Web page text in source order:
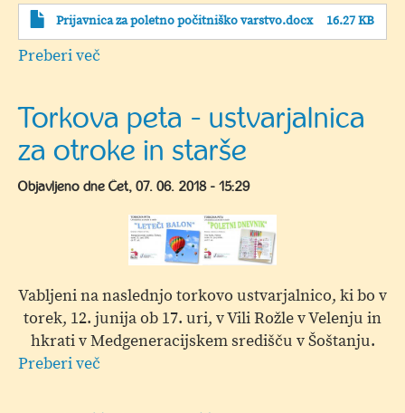
Prijavnica za poletno počitniško varstvo.docx 16.27 KB
Preberi več
varstvo
-
Torkova peta - ustvarjalnica
za otroke in starše
Objavljeno dne Čet, 07. 06. 2018 - 15:29
Vabljeni na naslednjo torkovo ustvarjalnico, ki bo v
torek, 12. junija ob 17. uri, v Vili Rožle v Velenju in
hkrati v Medgeneracijskem središču v Šoštanju.
Preberi več